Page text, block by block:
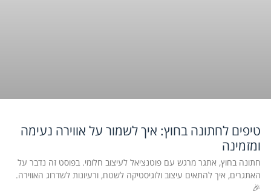
טיפים לחתונה בחוץ: איך לשמור על אווירה נעימה
ומזמינה
חתונה בחוץ, אתגר מרגש עם פוטנציאל לעיצוב חלומי. בפוסט זה נדבר על
האתגרים, איך להתאים עיצוב ולוגיסטיקה לשטח, ורעיונות לשדרוג האווירה.
🎉